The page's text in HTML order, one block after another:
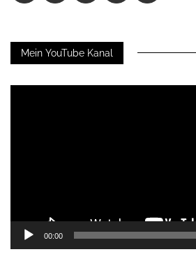
Mein YouTube Kanal
00:00